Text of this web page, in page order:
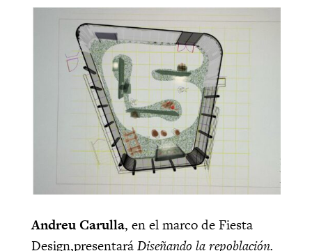
Andreu Carulla, en el marco de Fiesta
Design,presentaráDiseñando la repoblación.